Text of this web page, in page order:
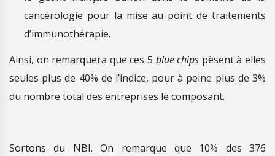
cancérologie pour la mise au point de traitements
d’immunothérapie.
Ainsi, on remarquera que ces 5 blue chips pèsent à elles
seules plus de 40% de l’indice, pour à peine plus de 3%
du nombre total des entreprises le composant.
Sortons du NBI. On remarque que 10% des 376